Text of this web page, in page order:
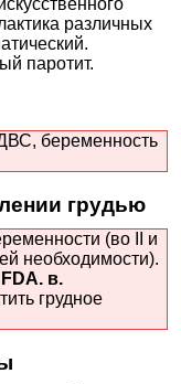
различных
паротит.
беременность
грудью
(во II и
необходимости).
в.
грудное